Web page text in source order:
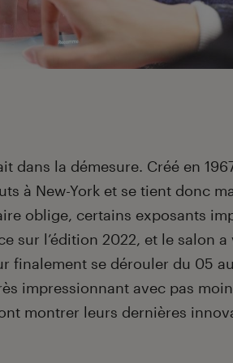
dans la démesure. Créé en
à New-York et se tient donc
oblige, certains exposants
sur l’édition 2022, et le salon a
finalement se dérouler du 05
impressionnant avec pas
montrer leurs dernières